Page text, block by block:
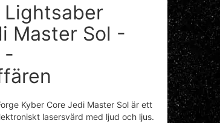
Lightsaber
Master Sol -
-
Kyber Core Jedi Master Sol är ett
lasersvärd med ljud och ljus.